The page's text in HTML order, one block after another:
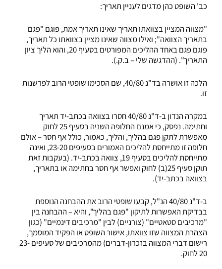
כב' השופט כהן מדגים לעניין תאריך:
"מצווה המציין בצוואתו תאריך שאינו תאריך אמת, פוגם "פגם
בתאריך הצוואה"; ואילו מצווה שאינו מציין בצוואתו כל תאריך,
פוגם פגם באחד ההליכים המפורטים בסעיף 20, והוא הליך ציון
התאריך". (ההדגשה שלי – ב.ק.).
הלכה זו אושרה בד"נ 40/80, שם הסכימו שופטי הרוב לפרשנות
זו.
במקרה הנדון ב-ד"נ 40/80 חסרו בצוואה בכתב-יד תאריך
וחתימה. נפסק, כי אמנם החלופה השניה בסעיף 25 לחוק
מאפשרת לתקן פגם בהליך, והליך, כאמור, כולל אף חסר – אולם
חלופה זו מתייחסת להליכים האמורים בסעיפים 23-20, ואינה
מתייחסת להליכים בסעיף 19, צוואה בכתב-יד. (בעקבות זאת
תוקן סעיף 25(ב) לחוק ואפשר אף חסר בחתימה או בתאריך,
בצוואה בכתב-יד).
ב-ד"נ 40/80 הנ"ל, קבעו שופטי הרוב את ההבחנה הנוספת
בבדיקת האפשרות לתיקון "פגם בהליך", והיא – ההבחנה בין
"מרכיבים סטאטיים" (צורניים) לבין "מרכיבים דינמיים" (כגון
הצהרת המצווה שזו צוואתו, אישור השופט או הפקיד המוסמך,
רישום דברי המצווה בזכרון-דברים) מהמרכיבים של סעיפים 23-
20 לחוק.